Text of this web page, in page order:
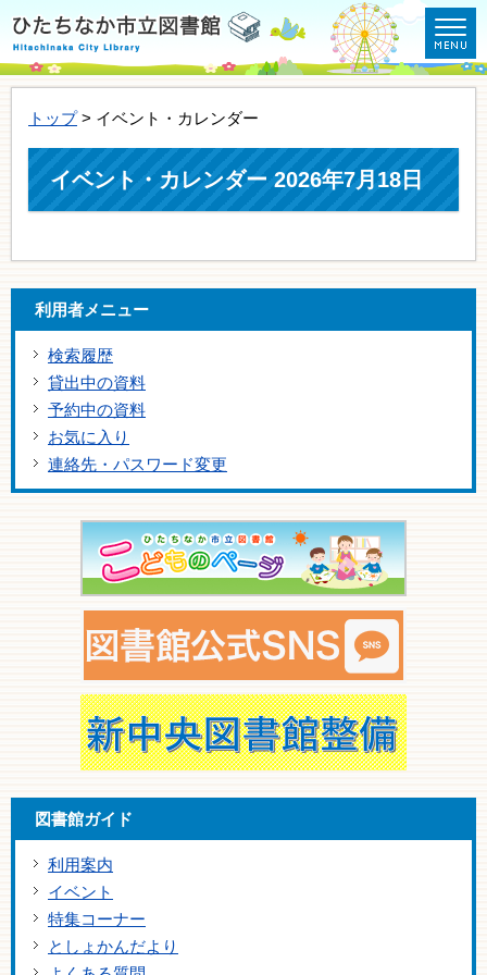
トップ> イベント・カレンダー
イベント・カレンダー 2026年7月18日
利用者メニュー
検索履歴
貸出中の資料
予約中の資料
お気に入り
連絡先・パスワード変更
図書館ガイド
利用案内
イベント
特集コーナー
としょかんだより